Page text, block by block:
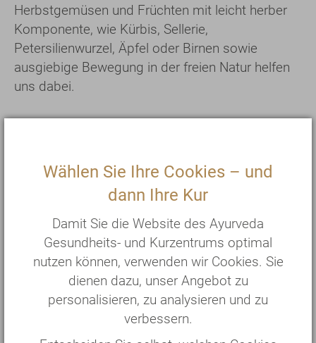
Wählen Sie Ihre Cookies – und
dann Ihre Kur
Damit Sie die Website des Ayurveda
Gesundheits- und Kurzentrums optimal
nutzen können, verwenden wir Cookies. Sie
dienen dazu, unser Angebot zu
personalisieren, zu analysieren und zu
verbessern.
Herbstgemüsen und Früchten mit leicht herber
Komponente, wie Kürbis, Sellerie,
Petersilienwurzel, Äpfel oder Birnen sowie
ausgiebige Bewegung in der freien Natur helfen
uns dabei.
Leistungsfähigkeit, so laufen wir Gefahr, bereits
mit Erschöpfungssymptomen und
Immunschwäche in den kommenden Winter
hineinzugehen. Denn die Mischung von
überhöhtem Vata, Pitta und Rajas bildet das
optimale Milieu für Burnout und neurologische
Krankheitsbilder mit Rückkopplung auf die
Psyche und den Bewegungsapparat.